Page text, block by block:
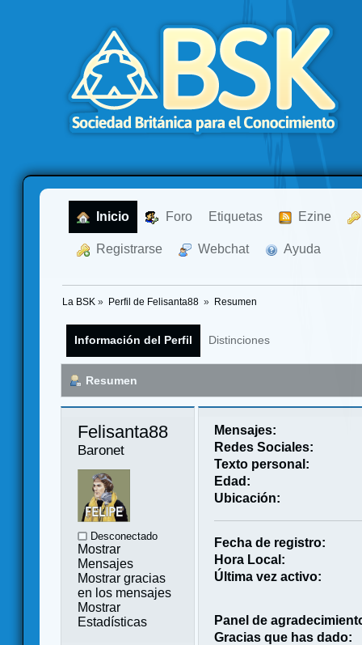
Inicio Foro Etiquetas Ezine
Registrarse Webchat Ayuda
La BSK » Perfil de Felisanta88 » Resumen
Información del Perfil Distinciones
Resumen
Felisanta88
Baronet
Desconectado
Mostrar
Mensajes
Mostrar gracias
en los mensajes
Mostrar
Estadísticas
Mensajes:
Redes Sociales:
Texto personal:
Edad:
Ubicación:
Fecha de registro:
Hora Local:
Última vez activo:
Panel de
Gracias que has dado: